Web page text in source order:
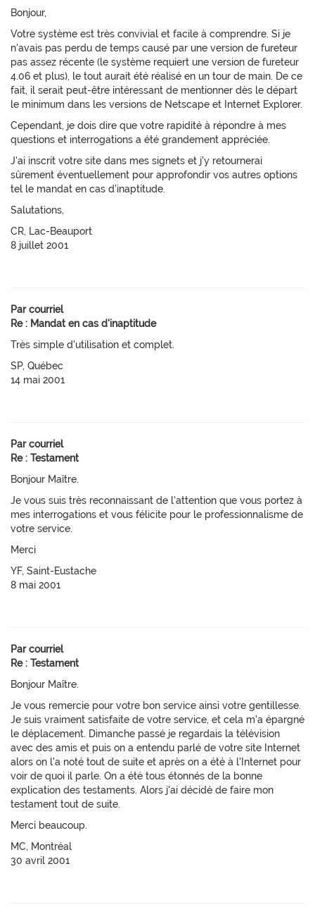
Bonjour,
Votre système est très convivial et facile à comprendre. Si je
n'avais pas perdu de temps causé par une version de fureteur
pas assez récente (le système requiert une version de fureteur
4.06 et plus), le tout aurait été réalisé en un tour de main. De ce
fait, il serait peut-être intéressant de mentionner dès le départ
le minimum dans les versions de Netscape et Internet Explorer.
Cependant, je dois dire que votre rapidité à répondre à mes
questions et interrogations a été grandement appréciée.
J'ai inscrit votre site dans mes signets et j'y retournerai
sûrement éventuellement pour approfondir vos autres options
tel le mandat en cas d'inaptitude.
Salutations,
CR, Lac-Beauport
8 juillet 2001
Par courriel
Re : Mandat en cas d'inaptitude
Très simple d'utilisation et complet.
SP, Québec
14 mai 2001
Par courriel
Re : Testament
Bonjour Maître.
Je vous suis très reconnaissant de l'attention que vous portez à
mes interrogations et vous félicite pour le professionnalisme de
votre service.
Merci
YF, Saint-Eustache
8 mai 2001
Par courriel
Re : Testament
Bonjour Maître.
Je vous remercie pour votre bon service ainsi votre gentillesse.
Je suis vraiment satisfaite de votre service, et cela m'a épargné
le déplacement. Dimanche passé je regardais la télévision
avec des amis et puis on a entendu parlé de votre site Internet
alors on l'a noté tout de suite et après on a été à l'Internet pour
voir de quoi il parle. On a été tous étonnés de la bonne
explication des testaments. Alors j'ai décidé de faire mon
testament tout de suite.
Merci beaucoup.
MC, Montréal
30 avril 2001